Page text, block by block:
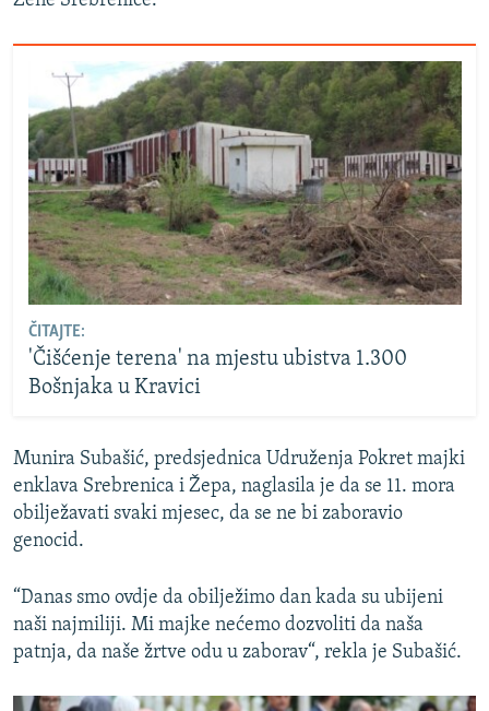
ČITAJTE:
'Čišćenje terena' na mjestu ubistva 1.300
Bošnjaka u Kravici
Munira Subašić, predsjednica Udruženja Pokret majki
enklava Srebrenica i Žepa, naglasila je da se 11. mora
obilježavati svaki mjesec, da se ne bi zaboravio
genocid.
“Danas smo ovdje da obilježimo dan kada su ubijeni
naši najmiliji. Mi majke nećemo dozvoliti da naša
patnja, da naše žrtve odu u zaborav“, rekla je Subašić.